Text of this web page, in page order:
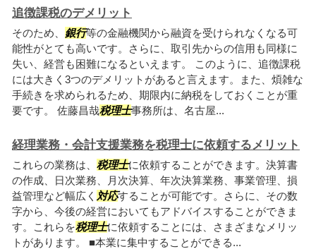
追徴課税のデメリット
そのため、 銀行等の金融機関から融資を受けられなくなる可
能性がとても高いです。さらに、取引先からの信用も同様に
失い、経営も困難になるといえます。 このように、追徴課税
には大きく3つのデメリットがあると言えます。また、煩雑な
手続きを求められるため、期限内に納税をしておくことが重
要です。 佐藤昌哉税理士事務所は、名古屋...
経理業務・会計支援業務を税理士に依頼するメリット
これらの業務は、 税理士に依頼することができます。決算書
の作成、日次業務、月次決算、年次決算業務、事業管理、損
益管理など幅広く 対応することが可能です。さらに、その数
字から、今後の経営においてもアドバイスすることができま
す。これらを税理士に依頼することには、さまざまなメリッ
トがあります。 ■本業に集中することができる...